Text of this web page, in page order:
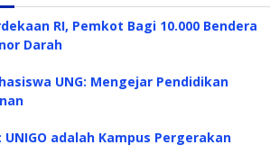
RI, Pemkot Bagi 10.000 Bendera
Darah
UNG: Mengejar Pendidikan
adalah Kampus Pergerakan